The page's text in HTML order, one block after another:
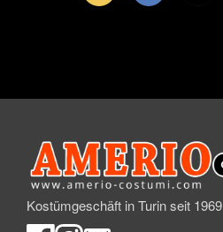
Kostümgeschäft in Turin seit 1969